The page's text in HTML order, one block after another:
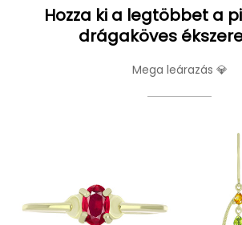
Hozza ki a legtöbbet a
drágaköves
Mega leárazás 💎